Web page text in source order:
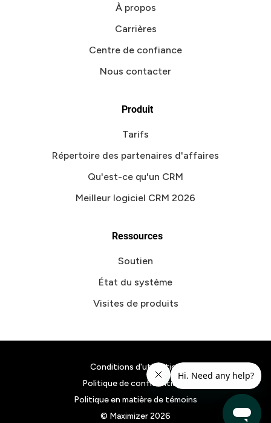
À propos
Carrières
Centre de confiance
Nous contacter
Produit
Tarifs
Répertoire des partenaires d'affaires
Qu'est-ce qu'un CRM
Meilleur logiciel CRM 2026
Ressources
Soutien
État du système
Visites de produits
© Maximizer2026
Conditions d'utilisation
Politique de confidentialité
Politique en matière de témoins